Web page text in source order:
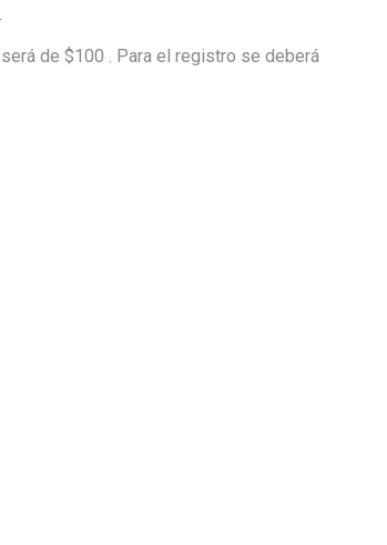
de $100 . Para el registro se deberá